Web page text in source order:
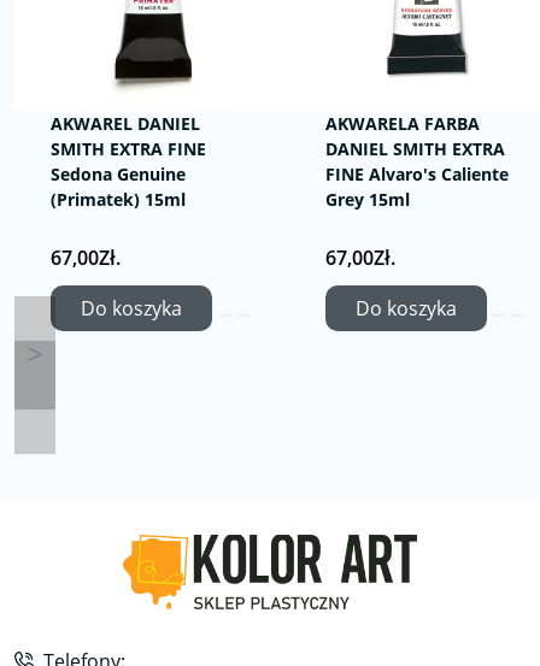
AKWAREL DANIEL
SMITH EXTRA FINE
Sedona Genuine
(Primatek) 15ml
67,00Zł.
Do koszyka
AKWARELA FARBA
DANIEL SMITH EXTRA
FINE Alvaro's Caliente
Grey 15ml
67,00Zł.
Do koszyka